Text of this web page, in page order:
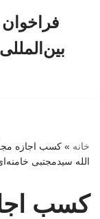
خانه » کسب اجازه
الله سیدمجتبی
کسب